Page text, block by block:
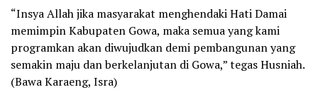
“Insya Allah jika masyarakat menghendaki Hati Damai
memimpin Kabupaten Gowa, maka semua yang kami
programkan akan diwujudkan demi pembangunan yang
semakin maju dan berkelanjutan di Gowa,” tegas Husniah.
(Bawa Karaeng, Isra)